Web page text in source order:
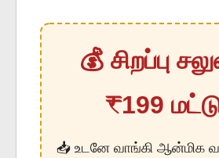
💰 சிறப்பு
₹199
📥 உடனே வாங்கி ஆன்மிக